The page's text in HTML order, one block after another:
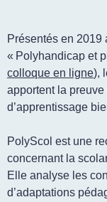
Présentés en 2019
« Polyhandicap et
colloque en ligne),
apportent la
d’apprentissage
PolyScol est une
concernant la
Elle analyse les
d’adaptations